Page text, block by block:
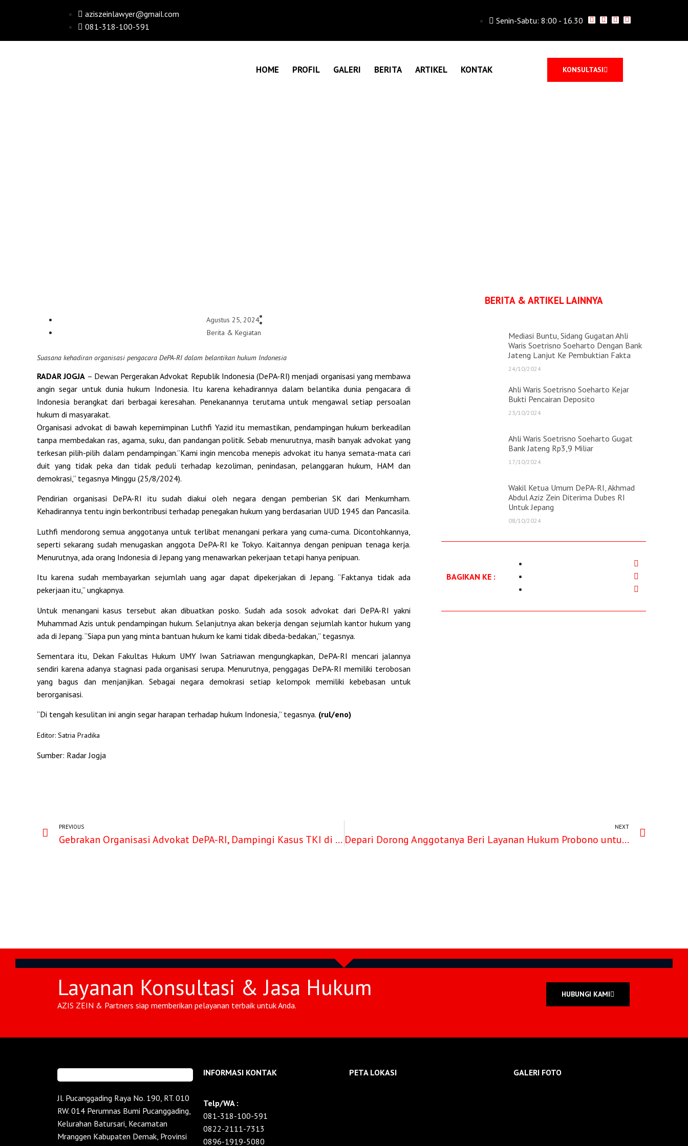
aziszeinlawyer@gmail.com
081-318-100-591
Senin-Sabtu: 8:00 - 16.30
HOME PROFIL GALERI BERITA ARTIKEL KONTAK KONSULTASI
Agustus 25, 2024
Berita & Kegiatan
Suasana kehadiran organisasi pengacara DePA-RI dalam belantikan hukum Indonesia
RADAR JOGJA – Dewan Pergerakan Advokat Republik Indonesia (DePA-RI) menjadi organisasi yang membawa
angin segar untuk dunia hukum Indonesia. Itu karena kehadirannya dalam belantika dunia pengacara di
Indonesia berangkat dari berbagai keresahan. Penekanannya terutama untuk mengawal setiap persoalan
hukum di masyarakat.
Organisasi advokat di bawah kepemimpinan Luthfi Yazid itu memastikan, pendampingan hukum berkeadilan
tanpa membedakan ras, agama, suku, dan pandangan politik. Sebab menurutnya, masih banyak advokat yang
terkesan pilih-pilih dalam pendampingan.”Kami ingin mencoba menepis advokat itu hanya semata-mata cari
duit yang tidak peka dan tidak peduli terhadap kezoliman, penindasan, pelanggaran hukum, HAM dan
demokrasi,” tegasnya Minggu (25/8/2024).
Pendirian organisasi DePA-RI itu sudah diakui oleh negara dengan pemberian SK dari Menkumham.
Kehadirannya tentu ingin berkontribusi terhadap penegakan hukum yang berdasarian UUD 1945 dan Pancasila.
Luthfi mendorong semua anggotanya untuk terlibat menangani perkara yang cuma-cuma. Dicontohkannya,
seperti sekarang sudah menugaskan anggota DePA-RI ke Tokyo. Kaitannya dengan penipuan tenaga kerja.
Menurutnya, ada orang Indonesia di Jepang yang menawarkan pekerjaan tetapi hanya penipuan.
Itu karena sudah membayarkan sejumlah uang agar dapat dipekerjakan di Jepang. “Faktanya tidak ada
pekerjaan itu,” ungkapnya.
Untuk menangani kasus tersebut akan dibuatkan posko. Sudah ada sosok advokat dari DePA-RI yakni
Muhammad Azis untuk pendampingan hukum. Selanjutnya akan bekerja dengan sejumlah kantor hukum yang
ada di Jepang. “Siapa pun yang minta bantuan hukum ke kami tidak dibeda-bedakan,” tegasnya.
Sementara itu, Dekan Fakultas Hukum UMY Iwan Satriawan mengungkapkan, DePA-RI mencari jalannya
sendiri karena adanya stagnasi pada organisasi serupa. Menurutnya, penggagas DePA-RI memiliki terobosan
yang bagus dan menjanjikan. Sebagai negara demokrasi setiap kelompok memiliki kebebasan untuk
berorganisasi.
“Di tengah kesulitan ini angin segar harapan terhadap hukum Indonesia,” tegasnya. (rul/eno)
Editor: Satria Pradika
Sumber: Radar Jogja
BERITA & ARTIKEL LAINNYA
Mediasi Buntu, Sidang Gugatan Ahli
Waris Soetrisno Soeharto Dengan Bank
Jateng Lanjut Ke Pembuktian Fakta
24/10/2024
Ahli Waris Soetrisno Soeharto Kejar
Bukti Pencairan Deposito
23/10/2024
Ahli Waris Soetrisno Soeharto Gugat
Bank Jateng Rp3,9 Miliar
17/10/2024
Wakil Ketua Umum DePA-RI, Akhmad
Abdul Aziz Zein Diterima Dubes RI
Untuk Jepang
08/10/2024
BAGIKAN KE :
PREVIOUS
Gebrakan Organisasi Advokat DePA-RI, Dampingi Kasus TKI di Jepang Hingga Kawal Putusan MK
NEXT
Depari Dorong Anggotanya Beri Layanan Hukum Probono untuk Masyarakat
Layanan Konsultasi & Jasa Hukum
AZIS ZEIN & Partners siap memberikan pelayanan terbaik untuk Anda.
HUBUNGI KAMI
Jl. Pucanggading Raya No. 190, RT. 010
RW. 014 Perumnas Bumi Pucanggading,
Kelurahan Batursari, Kecamatan
Mranggen Kabupaten Demak, Provinsi
INFORMASI KONTAK
Telp/WA :
081-318-100-591
0822-2111-7313
0896-1919-5080
PETA LOKASI GALERI FOTO